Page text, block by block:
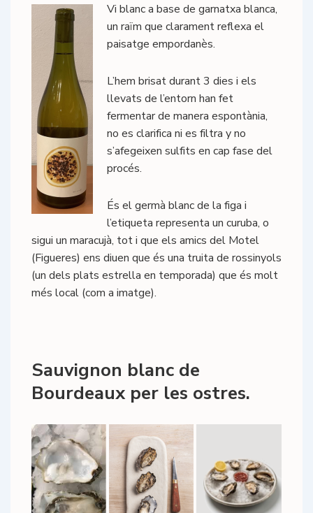
Vi blanc a base de garnatxa blanca,
un raïm que clarament reflexa el
paisatge empordanès.
L’hem brisat durant 3 dies i els
llevats de l’entorn han fet
fermentar de manera espontània,
no es clarifica ni es filtra y no
s’afegeixen sulfits en cap fase del
procés.
És el germà blanc de la figa i
l’etiqueta representa un curuba, o
sigui un maracujà, tot i que els amics del Motel
(Figueres) ens diuen que és una truita de rossinyols
(un dels plats estrella en temporada) que és molt
més local (com a imatge).
Sauvignon blanc de
Bourdeaux per les ostres.